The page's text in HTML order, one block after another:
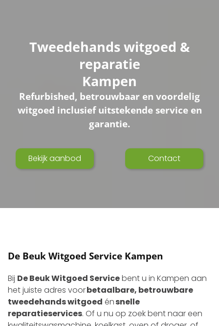
Tweedehands witgoed &
reparatie
Kampen
Refurbished, betrouwbaar en voordelig
witgoed inclusief uitstekende service en
garantie.
Bekijk aanbod Contact
De Beuk Witgoed Service Kampen
Bij De Beuk Witgoed Servicebent u in Kampen aan
het juiste adres voorbetaalbare, betrouwbare
tweedehands witgoed énsnelle
reparatieservices. Of u nu op zoek bent naar een